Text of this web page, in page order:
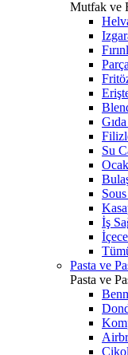
Mutfak ve
Su
İş
Pasta ve
Pasta ve